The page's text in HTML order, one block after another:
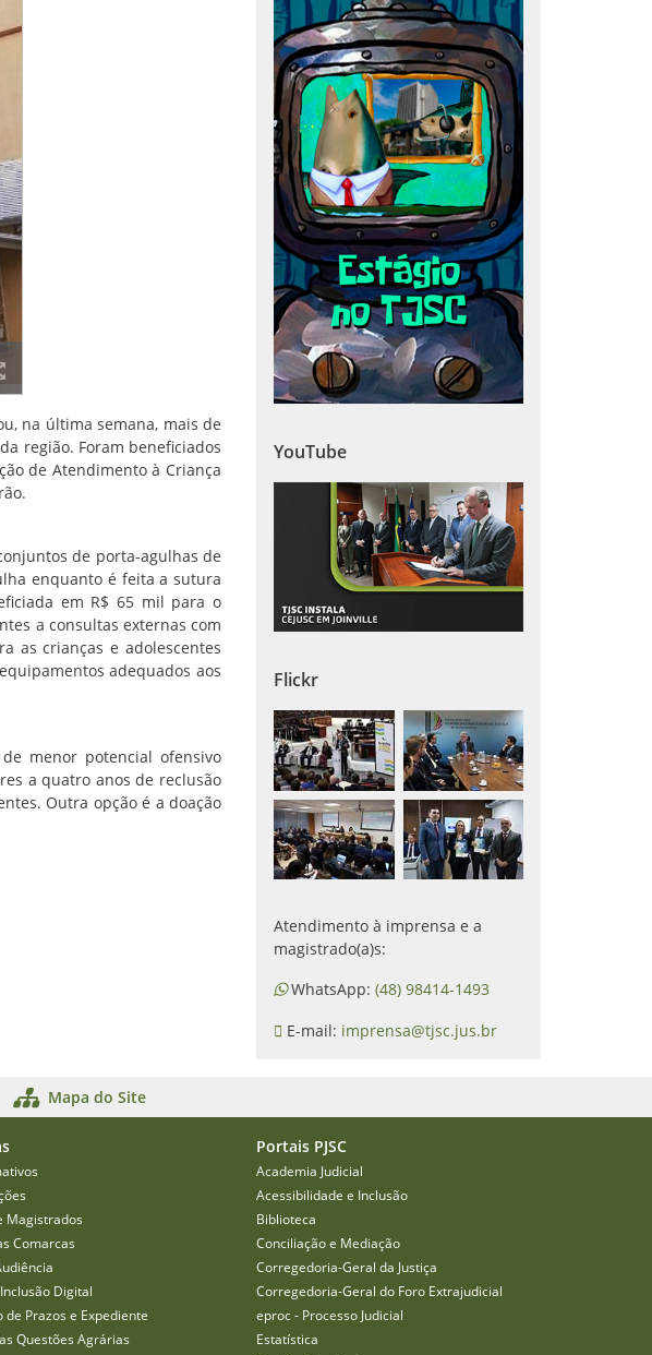
na última semana, mais de
região. Foram beneficiados
de Atendimento à Criança
de porta-agulhas de
enquanto é feita a sutura
em R$ 65 mil para o
a consultas externas com
as crianças e adolescentes
adequados aos
menor potencial ofensivo
a quatro anos de reclusão
Outra opção é a doação
YouTube
Flickr
Atendimento à imprensa e a
magistrado(a)s:
WhatsApp: (48) 98414-1493
E-mail: imprensa@tjsc.jus.br
Mapa do Site
Magistrados
Comarcas
Digital
de Prazos e Expediente
Questões Agrárias
Portais PJSC
Academia Judicial
Acessibilidade e Inclusão
Biblioteca
Conciliação e Mediação
Corregedoria-Geral da Justiça
Corregedoria-Geral do Foro Extrajudicial
eproc - Processo Judicial
Estatística